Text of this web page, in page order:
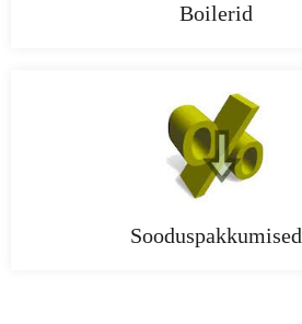
Boilerid
Sooduspakkumised